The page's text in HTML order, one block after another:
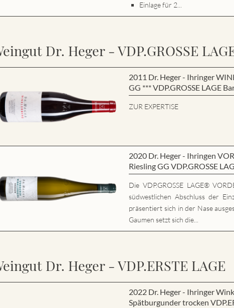
Einlage für 2...
Dr. Heger - VDP.GROSSE
2011 Dr. Heger - Ihringer
GG *** VDP.GROSSE LAGE
ZUR EXPERTISE
2020 Dr. Heger - Ihringen
Riesling GG VDP.GROSSE
Die VDP.GROSSE LAGE®
südwestlichen Abschluss der
präsentiert sich in der Nase
Gaumen setzt sich die...
Dr. Heger - VDP.ERSTE LAGE
2022 Dr. Heger - Ihringer
Spätburgunder trocken